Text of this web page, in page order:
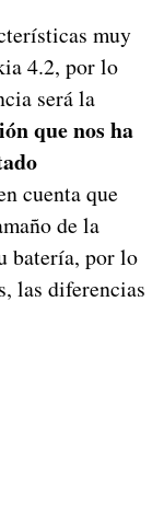
muy
4.2, por lo
será la
que nos ha
cuenta que
de la
batería, por lo
las diferencias